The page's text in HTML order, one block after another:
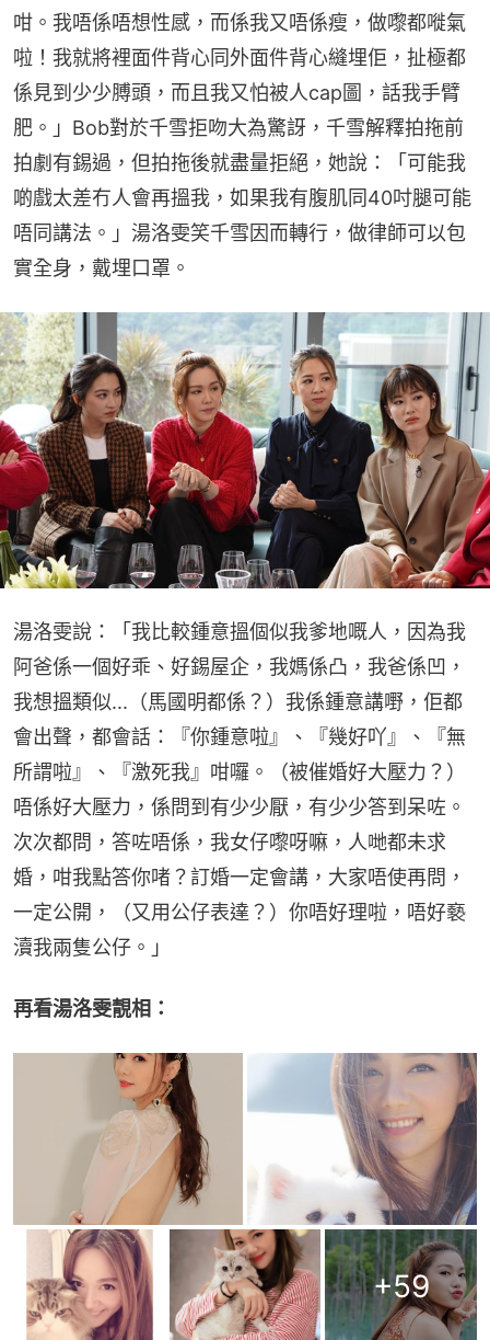
咁。我唔係唔想性感，而係我又唔係瘦，做嚟都嘥氣
啦！我就將裡面件背心同外面件背心縫埋佢，扯極都
係見到少少膊頭，而且我又怕被人cap圖，話我手臂
肥。」Bob對於千雪拒吻大為驚訝，千雪解釋拍拖前
拍劇有錫過，但拍拖後就盡量拒絕，她說：「可能我
啲戲太差冇人會再搵我，如果我有腹肌同40吋腿可能
唔同講法。」湯洛雯笑千雪因而轉行，做律師可以包
實全身，戴埋口罩。
湯洛雯說：「我比較鍾意搵個似我爹地嘅人，因為我
阿爸係一個好乖、好錫屋企，我媽係凸，我爸係凹，
我想搵類似...（馬國明都係？）我係鍾意講嘢，佢都
會出聲，都會話：『你鍾意啦』、『幾好吖』、『無
所謂啦』、『激死我』咁囉。（被催婚好大壓力？）
唔係好大壓力，係問到有少少厭，有少少答到呆咗。
次次都問，答咗唔係，我女仔嚟呀嘛，人哋都未求
婚，咁我點答你啫？訂婚一定會講，大家唔使再問，
一定公開，（又用公仔表達？）你唔好理啦，唔好褻
瀆我兩隻公仔。」
再看湯洛雯靚相：
+59